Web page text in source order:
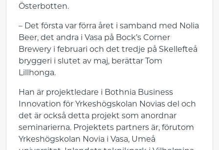
Österbotten.
– Det första var förra året i samband med Nolia
Beer, det andra i Vasa på Bock’s Corner
Brewery i februari och det tredje på Skellefteå
bryggeri i slutet av maj, berättar Tom
Lillhonga.
Han är projektledare i Bothnia Business
Innovation för Yrkeshögskolan Novias del och
det är också detta projekt som anordnar
seminarierna. Projektets partners är, förutom
Yrkeshögskolan Novia i Vasa, Umeå